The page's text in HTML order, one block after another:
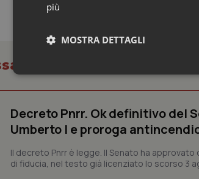
in Governo e
Decreto Pnrr. Ok definitivo del
Umberto I e proroga
Il decreto Pnrr è legge. Il Senato ha
di fiducia, nel testo già licenziato lo scorso 3
più
MOSTRA DETTAGLI
Necessari